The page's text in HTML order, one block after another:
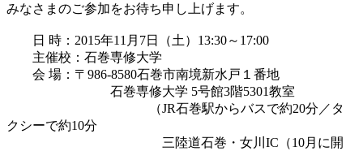
みなさまのご参加をお待ち申し上げます。
日 時： 2015年11月7日（土） 13:30～17:00
主催校：石巻専修大学
会 場：〒986-8580石巻市南境新水戸１番地
石巻専修大学 5号館3階5301教室
（JR石巻駅からバスで約20分／タ
クシーで約10分
三陸道石巻・女川IC（10月に開